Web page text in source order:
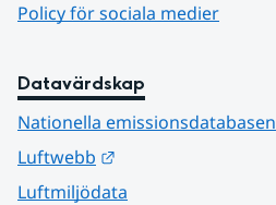
Policy för sociala medier
Datavärdskap
Nationella emissionsdatabasen
Luftwebb
Luftmiljödata